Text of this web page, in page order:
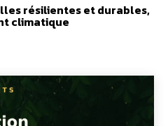
résilientes et durables,
climatique